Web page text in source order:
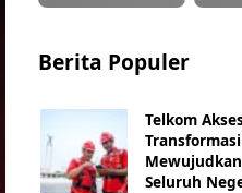
Berita Populer
Telkom
Seluruh